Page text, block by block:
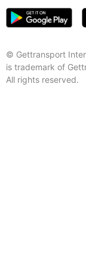
© Gettransport
is trademark of
All rights reserved.